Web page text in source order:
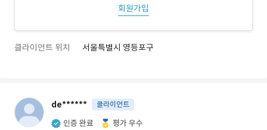
회원가입
클라이언트 위치 서울특별시 영등포구
de****** 클라이언트
인증 완료 평가 우수